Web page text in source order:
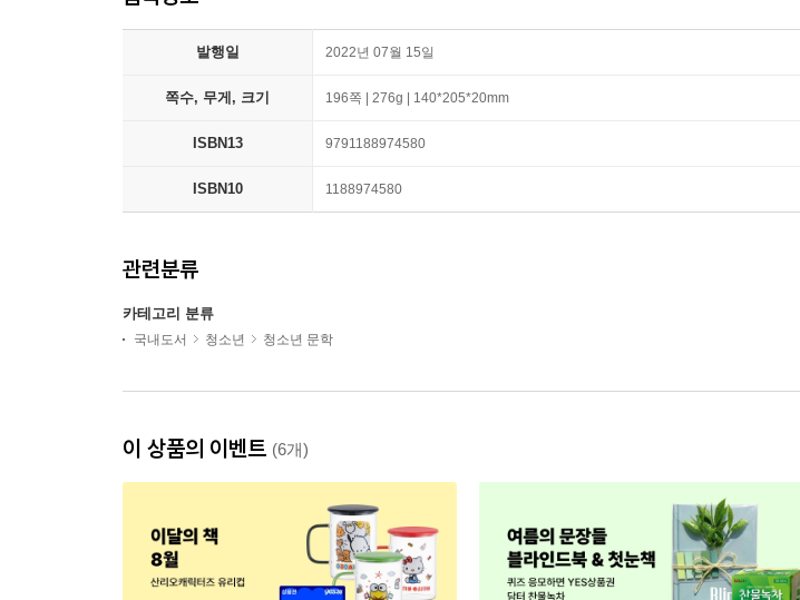
발행일 2022년 07월 15일
쪽수, 무게, 크기 196쪽 | 276g | 140*205*20mm
ISBN13 9791188974580
ISBN10 1188974580
관련분류
카테고리 분류
국내도서 청소년 청소년 문학
이 상품의 이벤트 (6개)